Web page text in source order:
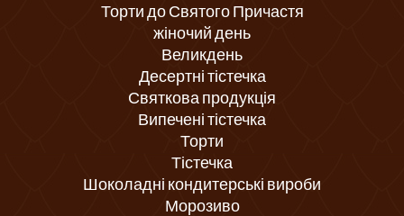
Торти до Святого Причастя
жіночий день
Великдень
Десертні тістечка
Святкова продукція
Випечені тістечка
Торти
Тістечка
Шоколадні кондитерські вироби
Морозиво